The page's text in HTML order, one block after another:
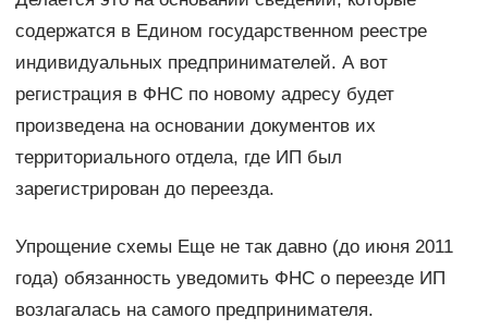
содержатся в Едином государственном реестре
индивидуальных предпринимателей. А вот
регистрация в ФНС по новому адресу будет
произведена на основании документов их
территориального отдела, где ИП был
зарегистрирован до переезда.
Упрощение схемы Еще не так давно (до июня 2011
года) обязанность уведомить ФНС о переезде ИП
возлагалась на самого предпринимателя.